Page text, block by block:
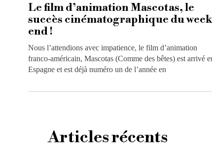
Le film d’animation Mascotas, le
succès cinématographique du
end !
Nous l’attendions avec impatience, le film d’animation
franco-américain, Mascotas (Comme des bêtes) est arrivé
Espagne et est déjà numéro un de l’année en
Articles récents